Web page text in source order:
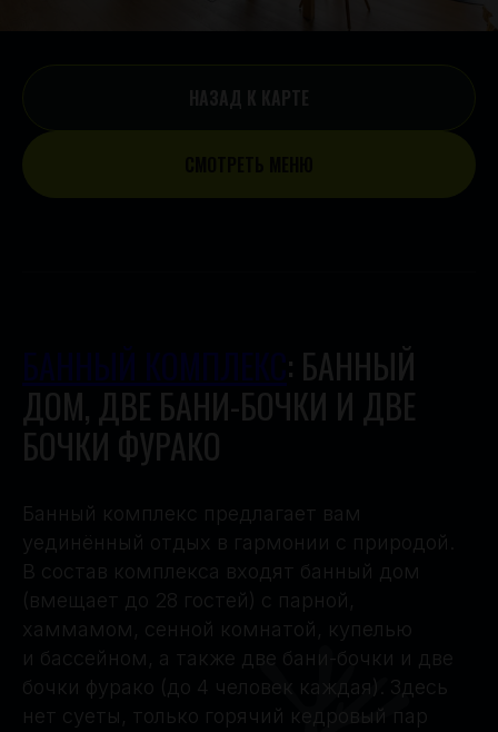
: БАННЫЙ
ДОМ, ДВЕ БАНИ-БОЧКИ И ДВЕ
БОЧКИ ФУРАКО
Банный комплекс предлагает вам
уединённый отдых в гармонии с природой.
В состав комплекса входят банный дом
(вмещает до 28 гостей) с парной,
хаммамом, сенной комнатой, купелью
и бассейном, а также две бани-бочки и две
бочки фурако (до 4 человек каждая). Здесь
нет суеты, только горячий кедровый пар